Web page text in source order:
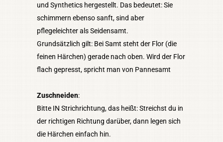
und Synthetics hergestellt. Das bedeutet: Sie
schimmern ebenso sanft, sind aber
pflegeleichter als Seidensamt.
Grundsätzlich gilt: Bei Samt steht der Flor (die
feinen Härchen) gerade nach oben. Wird der Flor
flach gepresst, spricht man von Pannesamt
Zuschneiden:
Bitte IN Strichrichtung, das heißt: Streichst du in
der richtigen Richtung darüber, dann legen sich
die Härchen einfach hin.